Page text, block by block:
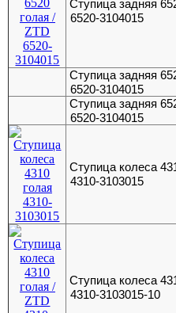
Ступица задняя
6520-3104015
Ступица задняя
6520-3104015
Ступица задняя
6520-3104015
Ступица колеса
4310-3103015
Ступица колеса
4310-3103015-10